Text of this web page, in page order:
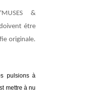
&
étre
originale.
pulsions à
mettre à nu